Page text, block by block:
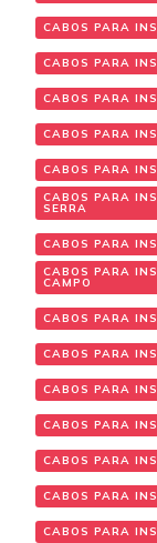
CABOS PARA
CABOS PARA
CABOS PARA
CABOS PARA
CABOS PARA
CABOS PARA
SERRA
CABOS PARA
CABOS PARA
CAMPO
CABOS PARA
CABOS PARA
CABOS PARA
CABOS PARA
CABOS PARA
CABOS PARA
CABOS PARA